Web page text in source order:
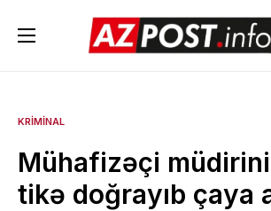
KRIMINAL
Mühafizəçi
tikə doğrayıb çaya